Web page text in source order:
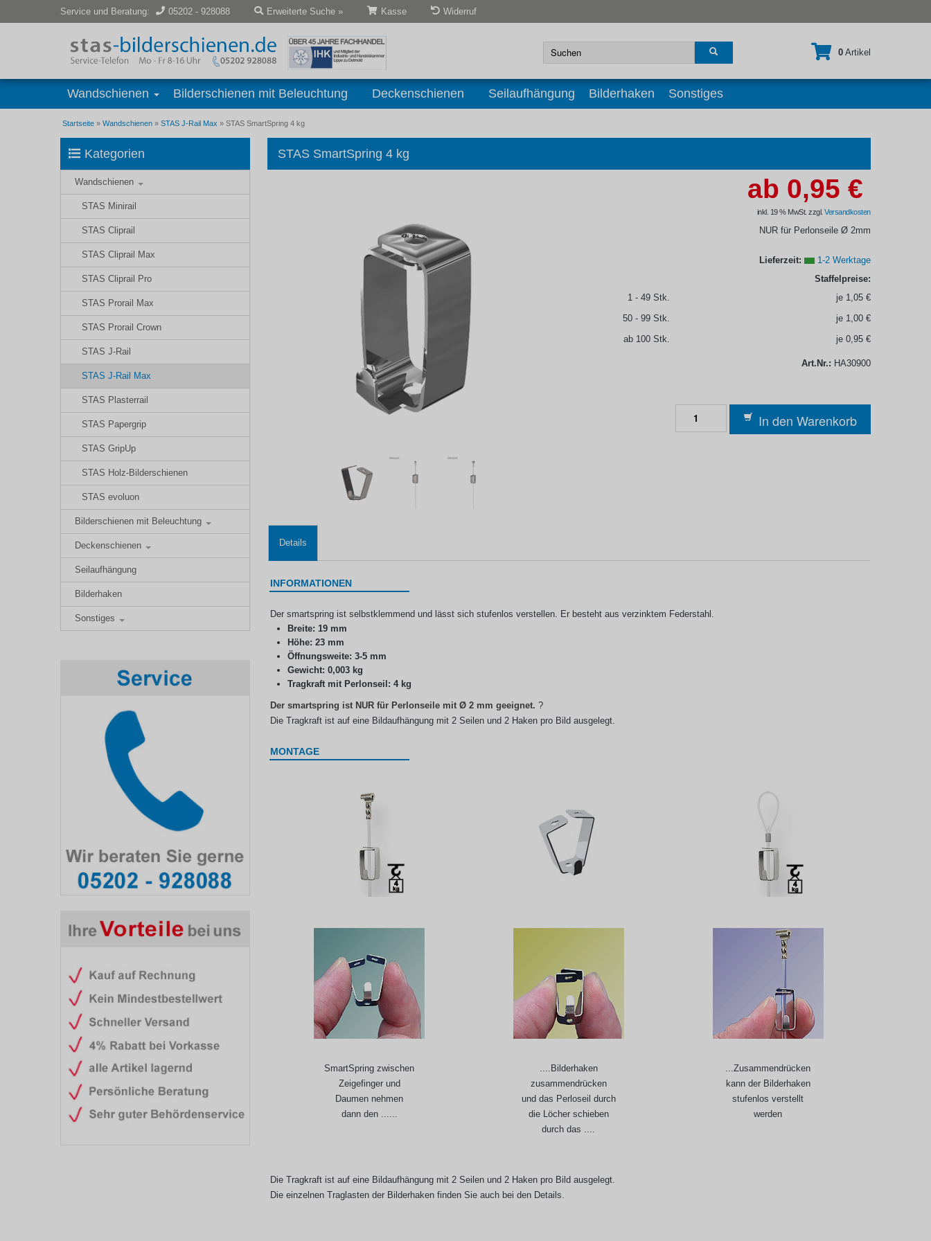
Widerruf
Kasse
Erweiterte Suche »
Service und Beratung: 05202 - 928088
0Artikel
Ihr Warenkorb ist leer.
Wandschienen Bilderschienen mit Beleuchtung Deckenschienen Seilaufhängung Bilderhaken Sonstiges
Startseite» Wandschienen» STAS J-Rail Max » STAS SmartSpring 4 kg
STAS SmartSpring 4 kg
ab 0,95 €
inkl. 19 % MwSt. zzgl.Versandkosten
NUR für Perlonseile Ø 2mm
Lieferzeit:
1-2 Werktage
Staffelpreise:
1 - 49 Stk.
je 1,05 €
50 - 99 Stk.
je 1,00 €
ab 100 Stk.
je 0,95 €
Art.Nr.: HA30900
In den Warenkorb
Details
INFORMATIONEN
Der smartspring ist selbstklemmend und lässt sich stufenlos verstellen. Er besteht aus verzinktem Federstahl.
Breite: 19 mm
Höhe: 23 mm
Öffnungsweite: 3-5 mm
Gewicht: 0,003 kg
Tragkraft mit Perlonseil: 4 kg
Der smartspring ist NUR für Perlonseile mit Ø 2 mm geeignet. ?
Die Tragkraft ist auf eine Bildaufhängung mit 2 Seilen und 2 Haken pro Bild ausgelegt.
MONTAGE
SmartSpring zwischen
Zeigefinger und
Daumen nehmen
dann den ......
....Bilderhaken
zusammendrücken
und das Perloseil durch
die Löcher schieben
durch das ....
...Zusammendrücken
kann der Bilderhaken
stufenlos verstellt
werden
Die Tragkraft ist auf eine Bildaufhängung mit 2 Seilen und 2 Haken pro Bild ausgelegt.
Die einzelnen Traglasten der Bilderhaken finden Sie auch bei den Details.
Kategorien
Wandschienen
STAS Minirail
STAS Cliprail
STAS Cliprail Max
STAS Cliprail Pro
STAS Prorail Max
STAS Prorail Crown
STAS J-Rail
STAS J-Rail Max
STAS Plasterrail
STAS Papergrip
STAS GripUp
STAS Holz-Bilderschienen
STAS evoluon
Bilderschienen mit Beleuchtung
Deckenschienen
Seilaufhängung
Bilderhaken
Sonstiges